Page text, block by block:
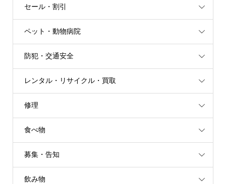
セール・割引
ペット・動物病院
防犯・交通安全
レンタル・リサイクル・買取
修理
食べ物
募集・告知
飲み物